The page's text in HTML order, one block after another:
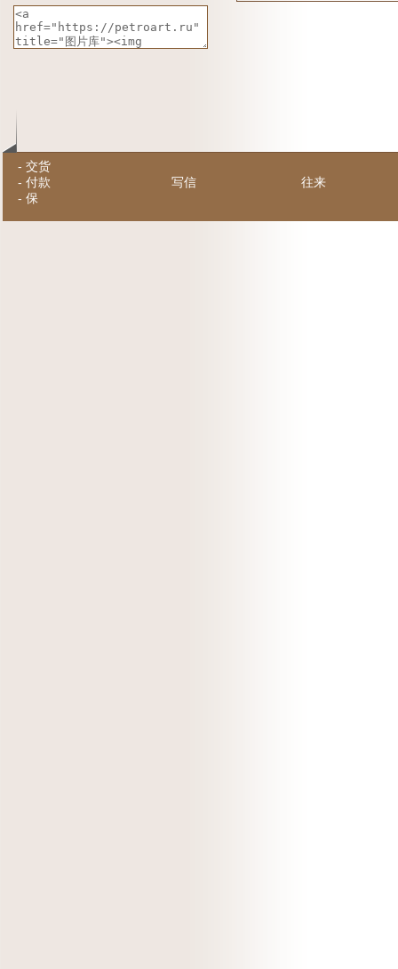
- 交货
- 付款
- 保
写信 往来